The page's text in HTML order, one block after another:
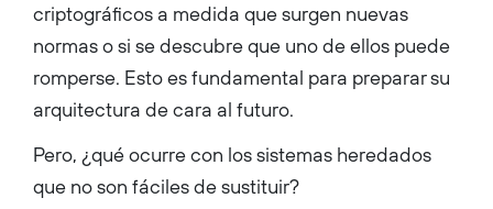
criptográficos a medida que surgen nuevas
normas o si se descubre que uno de ellos puede
romperse. Esto es fundamental para preparar su
arquitectura de cara al futuro.
Pero, ¿qué ocurre con los sistemas heredados
que no son fáciles de sustituir?